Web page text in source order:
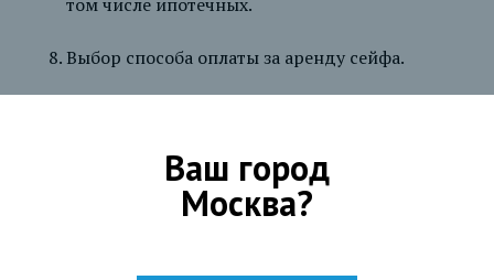
Выбор способа оплаты за аренду сейфа.
Тарифы и документы
Ваш город
Москва?